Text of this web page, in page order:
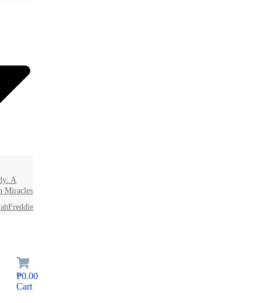
A
Miracles
₱0.00
Cart